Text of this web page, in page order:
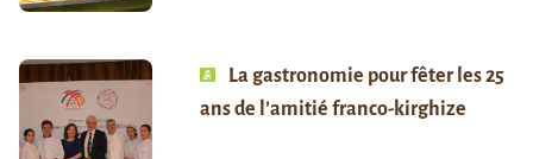
La gastronomie pour fêter les 25
ans de l’amitié franco-kirghize